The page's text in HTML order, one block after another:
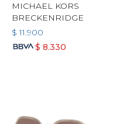
MICHAEL KORS
BRECKENRIDGE
$ 11.900
$ 8.330